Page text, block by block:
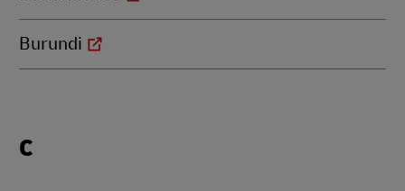
Burundi
beginning
C